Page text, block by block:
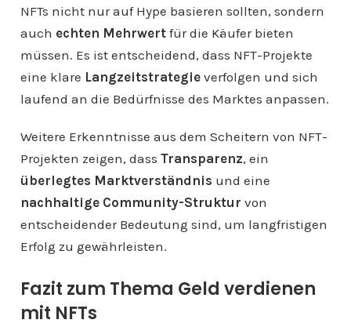
NFTs nicht nur auf Hype basieren sollten, sondern
auch echten Mehrwertfür die Käufer bieten
müssen. Es ist entscheidend, dass NFT-Projekte
eine klare Langzeitstrategieverfolgen und sich
laufend an die Bedürfnisse des Marktes anpassen.
Weitere Erkenntnisse aus dem Scheitern von NFT-
Projekten zeigen, dass Transparenz, ein
überlegtes Marktverständnis und eine
nachhaltige Community-Struktur von
entscheidender Bedeutung sind, um langfristigen
Erfolg zu gewährleisten.
Fazit zum Thema Geld verdienen
mit NFTs